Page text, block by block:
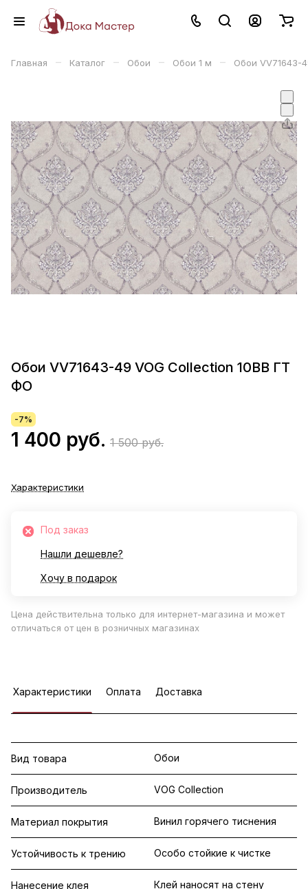
Главная – Каталог – Обои – Обои 1 м – Обои VV71643-
Обои VV71643-49 VOG Collection 10ВВ ГТ
ФО
-7%
1 400 руб. 1 500 руб.
Характеристики
Под заказ
Нашли дешевле?
Хочу в подарок
Цена действительна только для интернет-магазина и может
отличаться от цен в розничных магазинах
Характеристики Оплата Доставка
Вид товара Обои
Производитель VOG Collection
Материал покрытия Винил горячего тиснения
Устойчивость к трению Особо стойкие к чистке
Нанесение клея Клей наносят на стену